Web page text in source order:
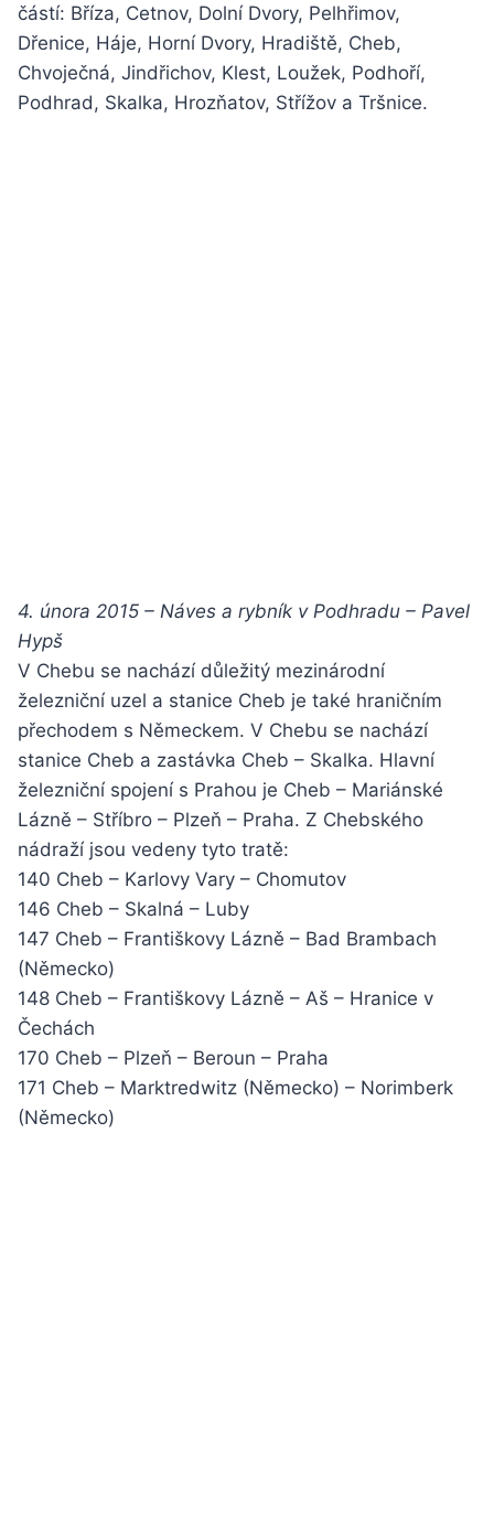
částí: Bříza, Cetnov, Dolní Dvory, Pelhřimov,
Dřenice, Háje, Horní Dvory, Hradiště, Cheb,
Chvoječná, Jindřichov, Klest, Loužek, Podhoří,
Podhrad, Skalka, Hrozňatov, Střížov a Tršnice.
4. února 2015 – Náves a rybník v Podhradu – Pavel
Hypš
V Chebu se nachází důležitý mezinárodní
železniční uzel a stanice Cheb je také hraničním
přechodem s Německem. V Chebu se nachází
stanice Cheb a zastávka Cheb – Skalka. Hlavní
železniční spojení s Prahou je Cheb – Mariánské
Lázně – Stříbro – Plzeň – Praha. Z Chebského
nádraží jsou vedeny tyto tratě:
140 Cheb – Karlovy Vary – Chomutov
146 Cheb – Skalná – Luby
147 Cheb – Františkovy Lázně – Bad Brambach
(Německo)
148 Cheb – Františkovy Lázně – Aš – Hranice v
Čechách
170 Cheb – Plzeň – Beroun – Praha
171 Cheb – Marktredwitz (Německo) – Norimberk
(Německo)